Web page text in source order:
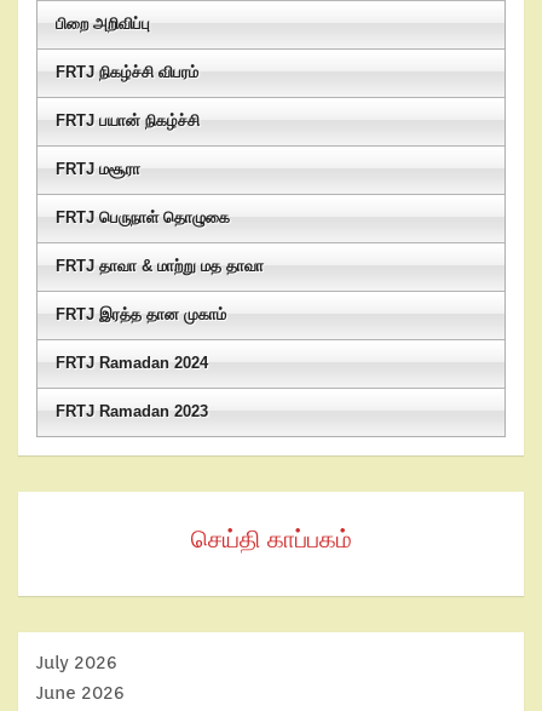
பிறை அறிவிப்பு
FRTJ நிகழ்ச்சி விபரம்
FRTJ பயான் நிகழ்ச்சி
FRTJ மசூரா
FRTJ பெருநாள் தொழுகை
FRTJ தாவா & மாற்று மத தாவா
FRTJ இரத்த தான முகாம்
FRTJ Ramadan 2024
FRTJ Ramadan 2023
செய்தி காப்பகம்
July 2026
June 2026